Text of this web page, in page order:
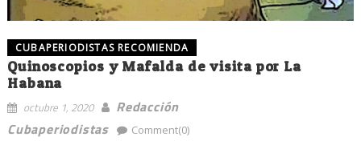
CUBAPERIODISTAS RECOMIENDA
Quinoscopios y Mafalda de visita por La
Habana
octubre 1, 2020
Redacción
Cubaperiodistas
Comment(0)